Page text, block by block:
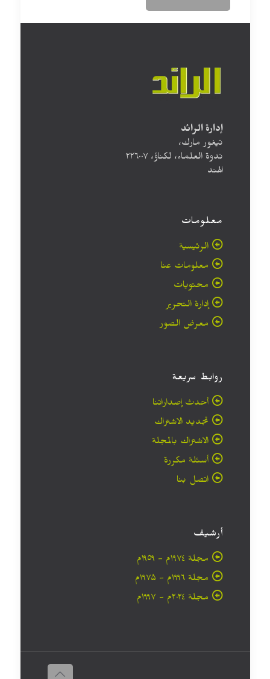
إدارة الرائد
تيغور مارك،
ندوة العلماء، لكناؤ، ۲۲٦۰۰۷
الهند
معلومات
الرئيسية
معلومات عنا
محتويات
إدارة التحرير
معرض الصور
روابط سريعة
أحدث إصداراتنا
تجديد الاشتراك
الاشتراك بالمجلة
أسئلة مكررة
اتصل بنا
أرشيف
مجلة ۱۹۷٤م - ١٩٥٩م
مجلة ۱۹۹٦م - ۱۹۷۵م
مجلة ۲۰۲٤م - ۱۹۹۷م